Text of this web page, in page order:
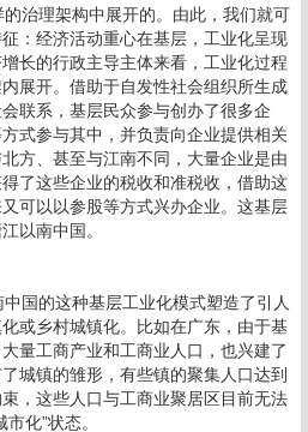
治理架构中展开的。由此，我们就可
：经济活动重心在基层，工业化呈现
长的行政主导主体来看，工业化过程
展开。借助于自发性社会组织所生成
联系，基层民众参与创办了很多企
式参与其中，并负责向企业提供相关
方、甚至与江南不同，大量企业是由
了这些企业的税收和准税收，借助这
可以以参股等方式兴办企业。这基层
以南中国。
国的这种基层工业化模式塑造了引人
或乡村城镇化。比如在广东，由于基
量工商产业和工商业人口，也兴建了
城镇的雏形，有些镇的聚集人口达到
，这些人口与工商业聚居区目前无法
化”状态。